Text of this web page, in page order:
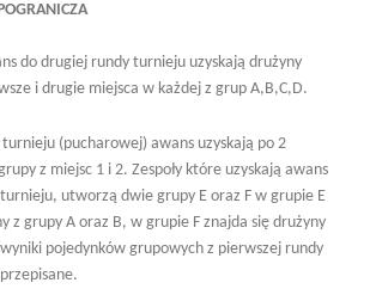
do drugiej rundy turnieju uzyskają drużyny
i drugie miejsca w każdej z grup A,B,C,D.
(pucharowej) awans uzyskają po 2
z miejsc 1 i 2. Zespoły które uzyskają awans
utworzą dwie grupy E oraz F w grupie E
z grupy A oraz B, w grupie F znajda się drużyny
pojedynków grupowych z pierwszej rundy